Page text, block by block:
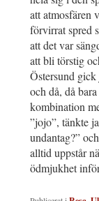
att atmosfären
förvirrat spred
att det var
att bli törstig
Östersund
och då, då
kombination
”jojo”, tänkte
undantag?”
alltid uppstår
ödmjukhet